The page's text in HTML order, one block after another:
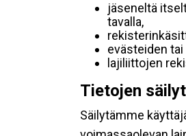
jäseneltä
tavalla,
evästeiden
lajiliittojen
Tietojen
Säilytämme